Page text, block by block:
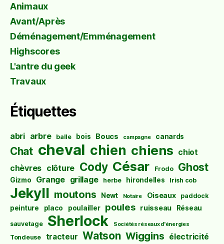
Animaux
Avant/Après
Déménagement/Emménagement
Highscores
L'antre du geek
Travaux
Étiquettes
abri arbre balle bois Boucs campagne canards
Chat cheval chien chiens chiot
chèvres clôture Cody César Frodo Ghost
Gizmo Grange grillage herbe hirondelles Irish cob
Jekyll moutons Newt Notaire Oiseaux paddock
peinture placo poulailler poules ruisseau Réseau
sauvetage Sherlock Sociétés réseaux d'énergies
Tondeuse tracteur Watson Wiggins électricité